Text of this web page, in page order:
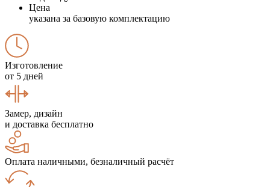
Цена
указана за базовую комплектацию
Изготовление
от 5 дней
Замер, дизайн
и доставка бесплатно
Оплата наличными, безналичный расчёт